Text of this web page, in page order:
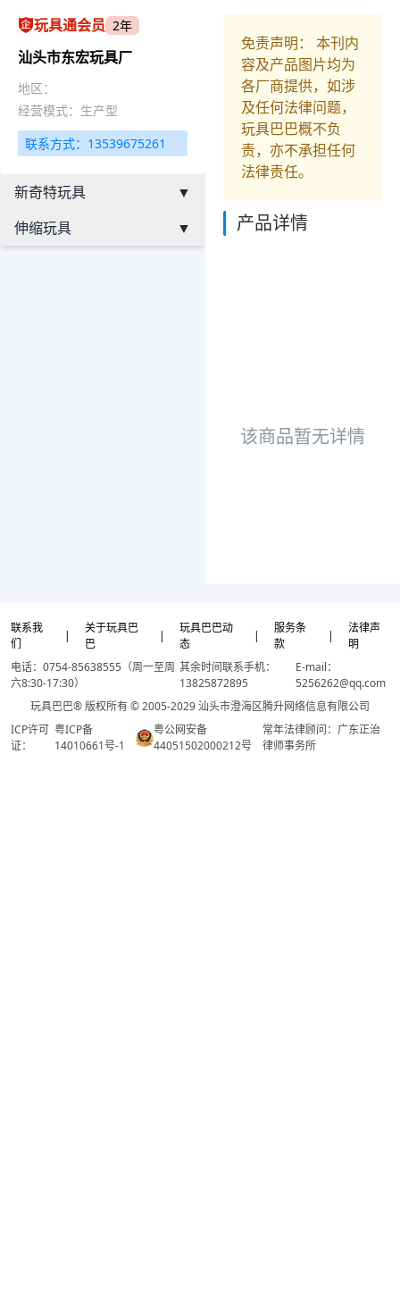
玩具通会员 2年
汕头市东宏玩具厂
地区：
经营模式：生产型
联系方式：13539675261
新奇特玩具
▼
伸缩玩具
▼
免责声明： 本刊内
容及产品图片均为
各厂商提供，如涉
及任何法律问题，
玩具巴巴概不负
责，亦不承担任何
法律责任。
产品详情
该商品暂无详情
联系我
们
|
关于玩具巴
巴
|
玩具巴巴动
态
|
服务条
款
|
法律声
明
电话：0754-85638555（周一至周
六8:30-17:30）
其余时间联系手机：
13825872895
E-mail：
5256262@qq.com
玩具巴巴® 版权所有 © 2005-2029 汕头市澄海区腾升网络信息有限公司
ICP许可
证：
粤ICP备
14010661号-1
粤公网安备
44051502000212号
常年法律顾问：广东正治
律师事务所